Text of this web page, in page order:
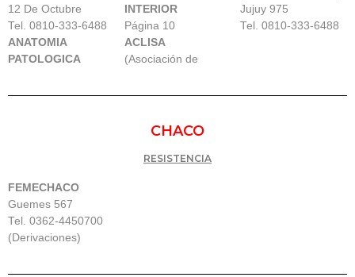
12 De Octubre
Tel. 0810-333-6488
ANATOMIA
PATOLOGICA
INTERIOR
Página 10
ACLISA
(Asociación de
Jujuy 975
Tel. 0810-333-6488
CHACO
RESISTENCIA
FEMECHACO
Guemes 567
Tel. 0362-4450700
(Derivaciones)